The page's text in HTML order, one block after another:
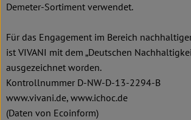
Demeter-Sortiment verwendet.
Für das Engagement im Bereich
ist VIVANI mit dem „Deutschen
ausgezeichnet worden.
Kontrollnummer D-NW-D-13-2294-B
www.vivani.de, www.ichoc.de
(Daten von Ecoinform)